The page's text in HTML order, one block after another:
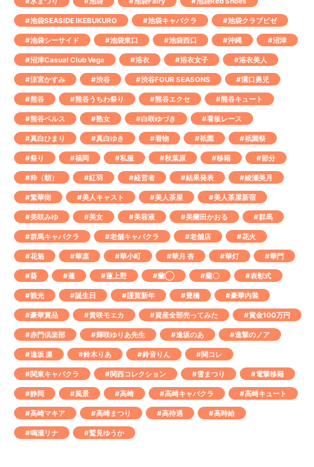
#池袋SEASIDE IKEBUKURO #池袋キャバクラ #池袋クラブビゼ
#池袋シーサイド #池袋東口 #池袋西口 #沖縄 #沼津
#沼津Casual Club Vega #浴衣 #浴衣女子 #浴衣美人
#涼宮かすみ #渋谷 #渋谷FOUR SEASONS #溝口勇児
#熊谷 #熊谷うちわ祭り #熊谷エクセ #熊谷キュート
#熊谷ベルス #熟女 #白咲ゆづき #看板レース
#真白ひまり #真白ゆき #着物 #祇園 #祇園祭
#祭り #福岡 #私服 #秋葉原 #移籍 #節分
#粋（朝） #紅羽 #経営者 #結果発表 #綾瀬美月
#繁華街 #美人キャスト #美人茶屋 #美人茶屋新宿
#美咲みゆ #美女 #美容液 #美蘭田かおる #群馬
#群馬キャバクラ #老舗キャバクラ #老舗店 #花火
#花魁 #華凛 #華小町 #華月 杏 #華灯 #華門
#葵 #蓮 #蓮上野 #蘭◯ #蘭〇 #表彰式
#観光 #誕生日 #謹賀新年 #豊橋 #豪華内装
#豪華賞品 #貴咲モエカ #資産全部売ってみた #賞金100万円
#赤門倶楽部 #輝咲ゆりあ先生 #逢坂のあ #進撃のノア
#遠坂 凛 #鈴木りあ #鈴音りん #関コレ
#関東キャバクラ #関西コレクション #雪まつり #電撃移籍
#静岡 #風景 #高崎 #高崎キャバクラ #高崎キュート
#高崎マキア #高崎まつり #高待遇 #高時給
#鳴瀬リナ #鷲見ゆうか